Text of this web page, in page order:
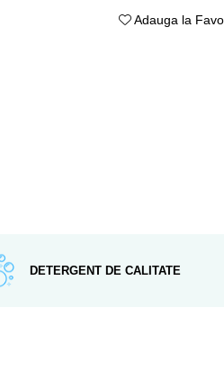
Adauga la
DETERGENT DE CALITATE